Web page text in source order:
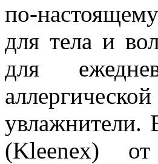
по-
для тела и
для
увлажнители.
(Kleenex)